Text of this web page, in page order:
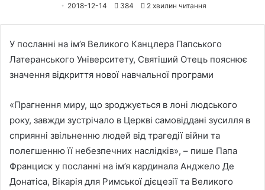
2018-12-14 384 2 хвилин читання
У посланні на ім’я Великого Канцлера Папського
Латеранського Університету, Святіший Отець пояснює
значення відкриття нової навчальної програми
«Прагнення миру, що зроджується в лоні людського
року, завжди зустрічало в Церкві самовіддані зусилля в
сприянні звільненню людей від трагедії війни та
полегшенню її небезпечних наслідків», – пише Папа
Франциск у посланні на ім’я кардинала Анджело Де
Донатіса, Вікарія для Римської дієцезії та Великого